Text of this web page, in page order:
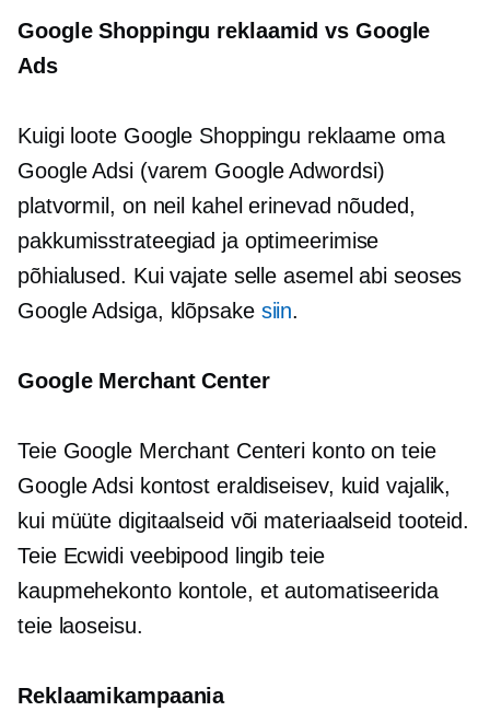
Google Shoppingu reklaamid vs Google
Ads
Kuigi loote Google Shoppingu reklaame oma
Google Adsi (varem Google Adwordsi)
platvormil, on neil kahel erinevad nõuded,
pakkumisstrateegiad ja optimeerimise
põhialused. Kui vajate selle asemel abi seoses
Google Adsiga, klõpsake siin.
Google Merchant Center
Teie Google Merchant Centeri konto on teie
Google Adsi kontost eraldiseisev, kuid vajalik,
kui müüte digitaalseid või materiaalseid tooteid.
Teie Ecwidi veebipood lingib teie
kaupmehekonto kontole, et automatiseerida
teie laoseisu.
Reklaamikampaania